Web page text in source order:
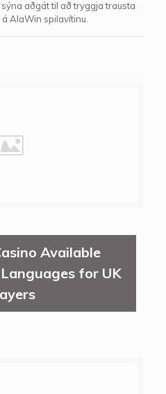
aðgát til að tryggja trausta
AlaWin spilavítinu.
Available
for UK